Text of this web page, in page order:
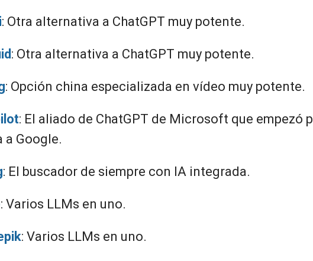
: Otra alternativa a ChatGPT muy potente.
: Otra alternativa a ChatGPT muy potente.
: Opción china especializada en vídeo muy potente.
: El aliado de ChatGPT de Microsoft que empezó
a Google.
: El buscador de siempre con IA integrada.
: Varios LLMs en uno.
: Varios LLMs en uno.